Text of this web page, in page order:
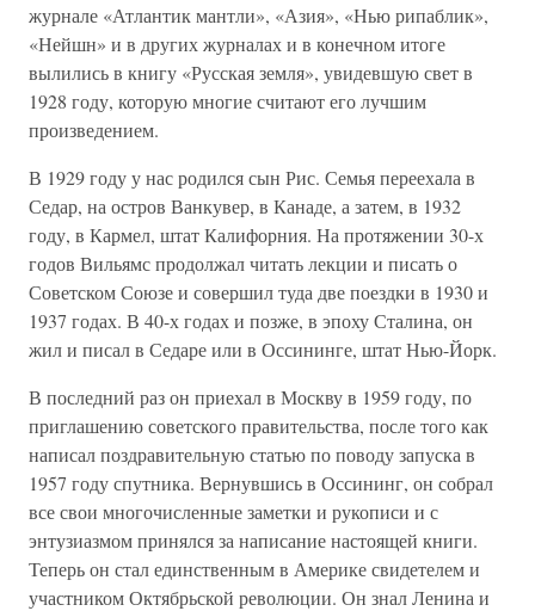
журнале «Атлантик мантли», «Азия», «Нью рипаблик»,
«Нейшн» и в других журналах и в конечном итоге
вылились в книгу «Русская земля», увидевшую свет в
1928 году, которую многие считают его лучшим
произведением.
В 1929 году у нас родился сын Рис. Семья переехала в
Седар, на остров Ванкувер, в Канаде, а затем, в 1932
году, в Кармел, штат Калифорния. На протяжении 30-х
годов Вильямс продолжал читать лекции и писать о
Советском Союзе и совершил туда две поездки в 1930 и
1937 годах. В 40-х годах и позже, в эпоху Сталина, он
жил и писал в Седаре или в Оссининге, штат Нью-Йорк.
В последний раз он приехал в Москву в 1959 году, по
приглашению советского правительства, после того как
написал поздравительную статью по поводу запуска в
1957 году спутника. Вернувшись в Оссининг, он собрал
все свои многочисленные заметки и рукописи и с
энтузиазмом принялся за написание настоящей книги.
Теперь он стал единственным в Америке свидетелем и
участником Октябрьской революции. Он знал Ленина и